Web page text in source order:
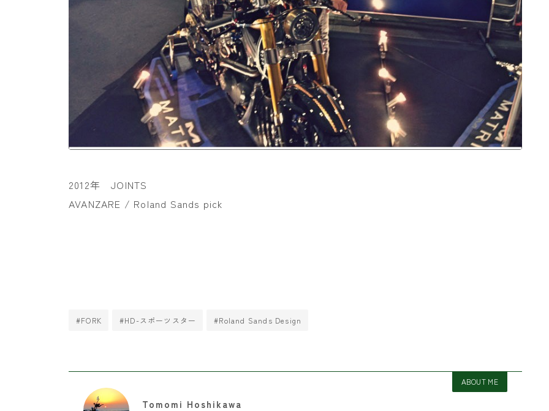
2012年 JOINTS
AVANZARE / Roland Sands pick
#FORK #HD-スポーツスター #Roland Sands Design
ABOUT ME
Tomomi Hoshikawa